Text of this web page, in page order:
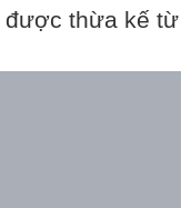
được thừa kế